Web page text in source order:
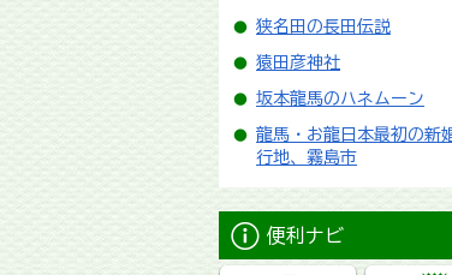
狭名田の長田伝説
猿田彦神社
坂本龍馬のハネムーン
龍馬・お龍日本最初の新
行地、霧島市
便利ナビ